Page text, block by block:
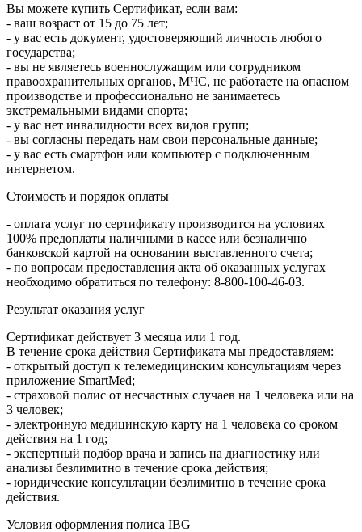
Вы можете купить Сертификат, если вам:
- ваш возраст от 15 до 75 лет;
- у вас есть документ, удостоверяющий личность любого
государства;
- вы не являетесь военнослужащим или сотрудником
правоохранительных органов, МЧС, не работаете на опасном
производстве и профессионально не занимаетесь
экстремальными видами спорта;
- у вас нет инвалидности всех видов групп;
- вы согласны передать нам свои персональные данные;
- у вас есть смартфон или компьютер с подключенным
интернетом.
Стоимость и порядок оплаты
- оплата услуг по сертификату производится на условиях
100% предоплаты наличными в кассе или безналично
банковской картой на основании выставленного счета;
- по вопросам предоставления акта об оказанных услугах
необходимо обратиться по телефону: 8-800-100-46-03.
Результат оказания услуг
Сертификат действует 3 месяца или 1 год.
В течение срока действия Сертификата мы предоставляем:
- открытый доступ к телемедицинским консультациям через
приложение SmartMed;
- страховой полис от несчастных случаев на 1 человека или на
3 человек;
- электронную медицинскую карту на 1 человека со сроком
действия на 1 год;
- экспертный подбор врача и запись на диагностику или
анализы безлимитно в течение срока действия;
- юридические консультации безлимитно в течение срока
действия.
Условия оформления полиса IBG